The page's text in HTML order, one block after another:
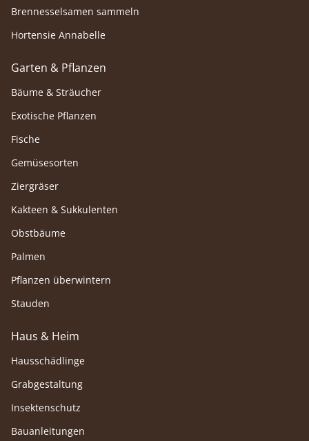
Brennesselsamen sammeln
Hortensie Annabelle
Garten & Pflanzen
Bäume & Sträucher
Exotische Pflanzen
Fische
Gemüsesorten
Ziergräser
Kakteen & Sukkulenten
Obstbäume
Palmen
Pflanzen überwintern
Stauden
Haus & Heim
Hausschädlinge
Grabgestaltung
Insektenschutz
Bauanleitungen